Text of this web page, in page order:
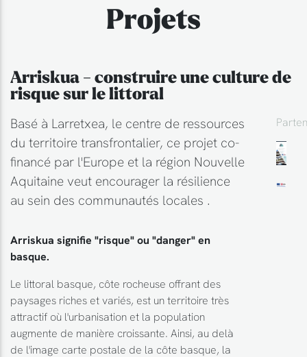
Projets
Arriskua - construire une culture de
risque sur le littoral
Basé à Larretxea, le centre de ressources
du territoire transfrontalier, ce projet co-
financé par l'Europe et la région Nouvelle
Aquitaine veut encourager la résilience
au sein des communautés locales .
Arriskua signifie "risque" ou "danger" en
basque.
Le littoral basque, côte rocheuse offrant des
paysages riches et variés, est un territoire très
attractif où l'urbanisation et la population
augmente de manière croissante. Ainsi, au delà
de l'image carte postale de la côte basque, la